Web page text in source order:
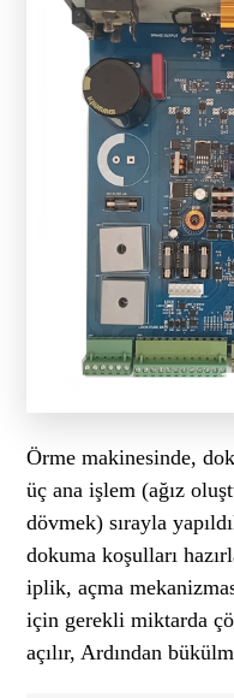
Örme makinesinde,
üç ana işlem (ağız
dövmek) sırayla
dokuma koşulları
iplik, açma
için gerekli miktarda
açılır, Ardından